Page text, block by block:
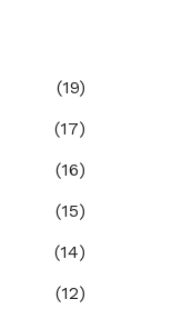
(19)
(17)
(16)
(15)
(14)
(12)